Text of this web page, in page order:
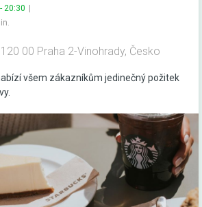
20:30
00 Praha 2-Vinohrady, Česko
všem zákazníkům jedinečný požitek